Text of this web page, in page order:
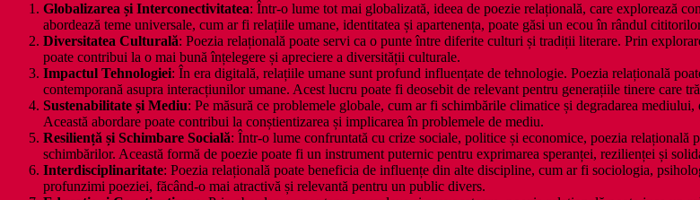
Globalizarea și Interconectivitatea: Într-o lume tot mai globalizată, ideea de poezie relațională, care explorează
abordează teme universale, cum ar fi relațiile umane, identitatea și apartenența, poate găsi un ecou în rândul
Diversitatea Culturală: Poezia relațională poate servi ca o punte între diferite culturi și tradiții literare. Prin
poate contribui la o mai bună înțelegere și apreciere a diversității culturale.
Impactul Tehnologiei: În era digitală, relațiile umane sunt profund influențate de tehnologie. Poezia relațională
contemporană asupra interacțiunilor umane. Acest lucru poate fi deosebit de relevant pentru generațiile tinere care
Sustenabilitate și Mediu: Pe măsură ce problemele globale, cum ar fi schimbările climatice și degradarea
Această abordare poate contribui la conștientizarea și implicarea în problemele de mediu.
Resiliență și Schimbare Socială: Într-o lume confruntată cu crize sociale, politice și economice, poezia relațională
schimbărilor. Această formă de poezie poate fi un instrument puternic pentru exprimarea speranței, rezilienței și
Interdisciplinaritate: Poezia relațională poate beneficia de influențe din alte discipline, cum ar fi sociologia,
profunzimi poeziei, făcând-o mai atractivă și relevantă pentru un public divers.